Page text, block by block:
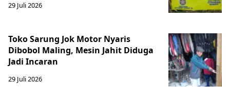
29 Juli 2026
Toko Sarung Jok Motor Nyaris
Dibobol Maling, Mesin Jahit Diduga
Jadi Incaran
29 Juli 2026